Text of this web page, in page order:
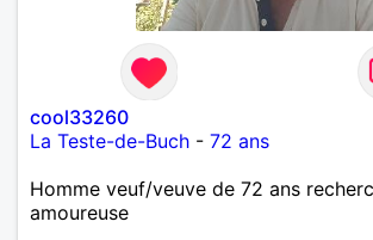
cool33260
La Teste-de-Buch - 72 ans
Homme veuf/veuve de 72 ans
amoureuse